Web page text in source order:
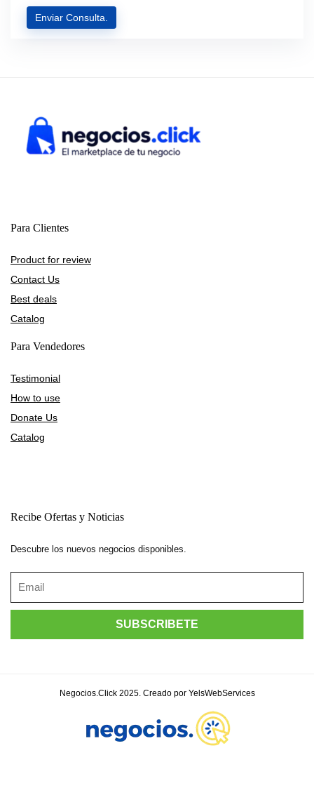
Para Clientes
Product for review
Contact Us
Best deals
Catalog
Para Vendedores
Testimonial
How to use
Donate Us
Catalog
Recibe Ofertas y Noticias
Descubre los nuevos negocios disponibles.
Negocios.Click 2025. Creado por YelsWebServices